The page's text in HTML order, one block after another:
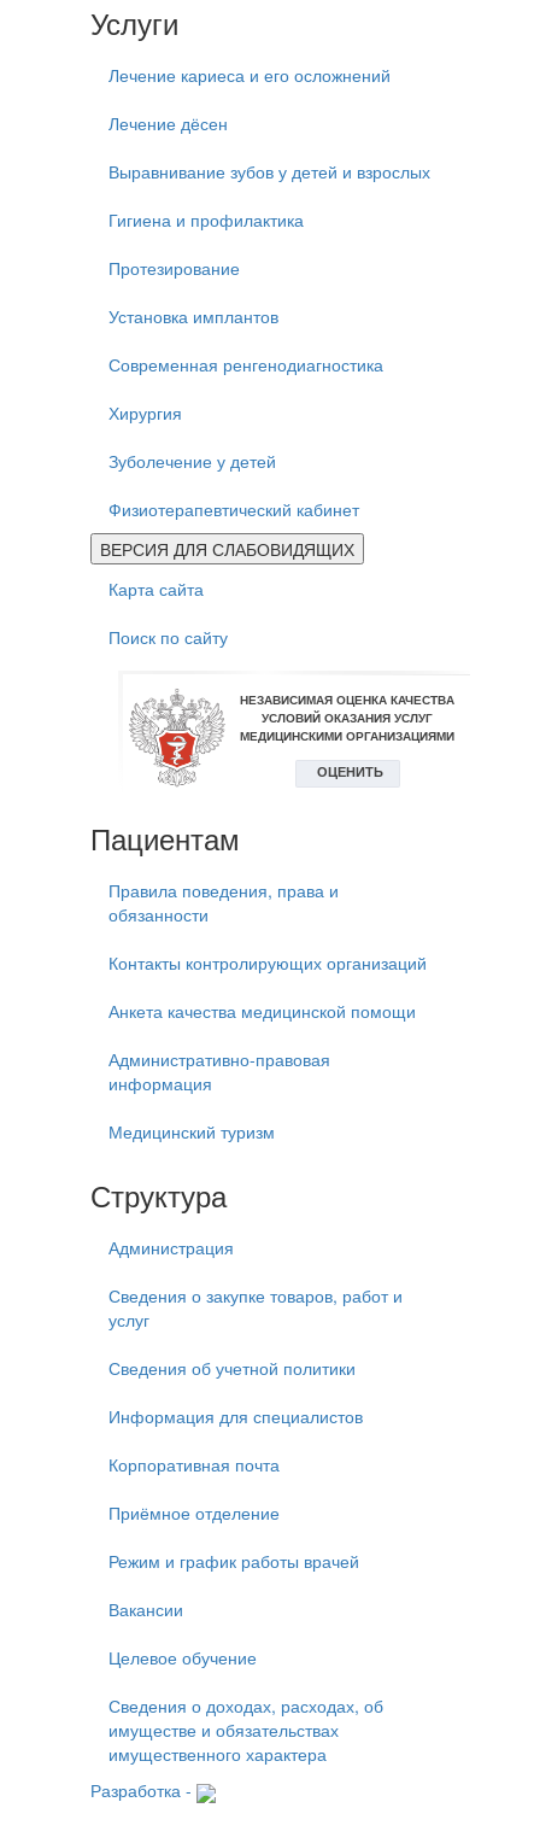
Услуги
Лечение кариеса и его осложнений
Лечение дёсен
Выравнивание зубов у детей и взрослых
Гигиена и профилактика
Протезирование
Установка имплантов
Современная ренгенодиагностика
Хирургия
Зуболечение у детей
Физиотерапевтический кабинет
ВЕРСИЯ ДЛЯ СЛАБОВИДЯЩИХ
Карта сайта
Поиск по сайту
Пациентам
Правила поведения, права и
обязанности
Контакты контролирующих организаций
Анкета качества медицинской помощи
Административно-правовая
информация
Медицинский туризм
Структура
Администрация
Сведения о закупке товаров, работ и
услуг
Сведения об учетной политики
Информация для специалистов
Корпоративная почта
Приёмное отделение
Режим и график работы врачей
Вакансии
Целевое обучение
Сведения о доходах, расходах, об
имуществе и обязательствах
имущественного характера
Разработка -